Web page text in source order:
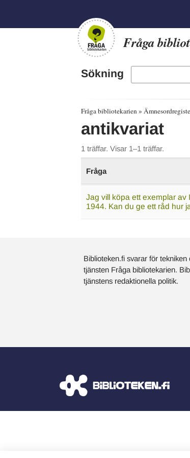
Fråga
Sökning
Fråga bibliotekarien
antikvariat
1 träffar. Visar 1–1 träffar.
Fråga
Jag vill köpa ett exemplar av
1944. Kan du ge ett råd hur
Biblioteken.fi svarar för
tjänsten Fråga bibliotekarien.
tjänstens redaktionella politik.